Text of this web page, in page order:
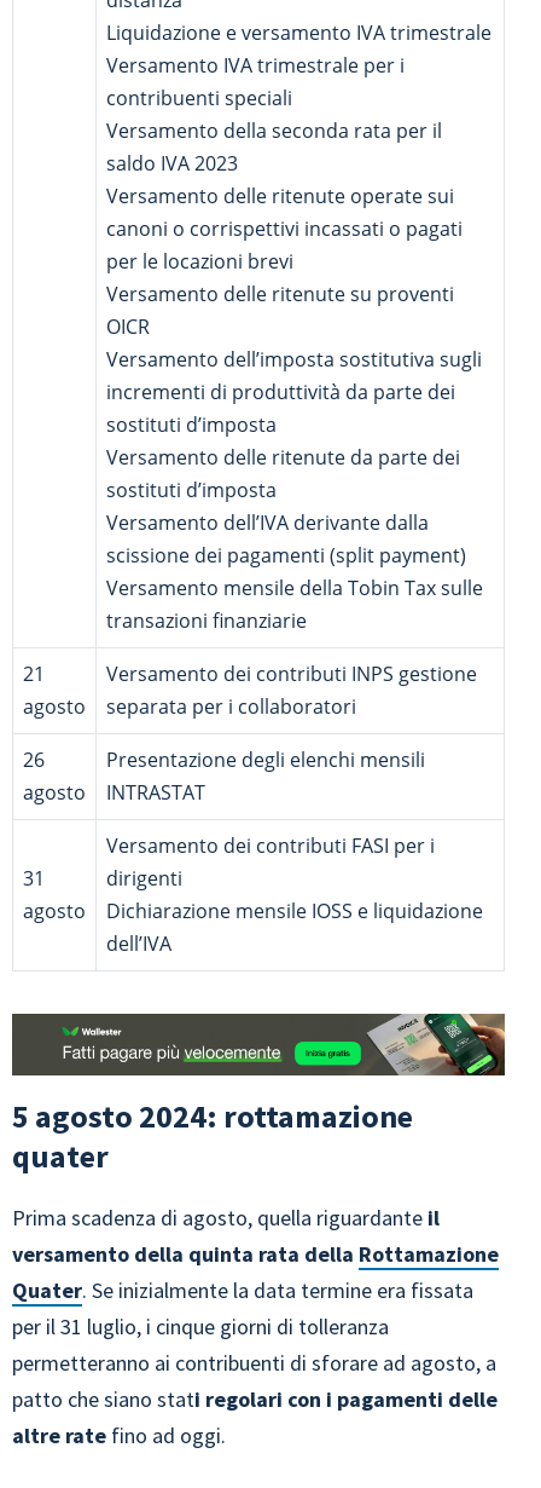
Liquidazione e versamento IVA trimestrale
Versamento IVA trimestrale per i
contribuenti speciali
Versamento della seconda rata per il
saldo IVA 2023
Versamento delle ritenute operate sui
canoni o corrispettivi incassati o pagati
per le locazioni brevi
Versamento delle ritenute su proventi
OICR
Versamento dell’imposta sostitutiva sugli
incrementi di produttività da parte dei
sostituti d’imposta
Versamento delle ritenute da parte dei
sostituti d’imposta
Versamento dell’IVA derivante dalla
scissione dei pagamenti (split payment)
Versamento mensile della Tobin Tax sulle
transazioni finanziarie
21
agosto
Versamento dei contributi INPS gestione
separata per i collaboratori
26
agosto
Presentazione degli elenchi mensili
INTRASTAT
31
agosto
Versamento dei contributi FASI per i
dirigenti
Dichiarazione mensile IOSS e liquidazione
dell’IVA
5 agosto 2024: rottamazione
quater
Prima scadenza di agosto, quella riguardante il
versamento della quinta rata della Rottamazione
Quater. Se inizialmente la data termine era fissata
per il 31 luglio, i cinque giorni di tolleranza
permetteranno ai contribuenti di sforare ad agosto, a
patto che siano stati regolari con i pagamenti delle
altre rate fino ad oggi.